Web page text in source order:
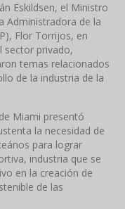
Eskildsen, el Ministro
Administradora de la
Flor Torrijos, en
sector privado,
temas relacionados
de la industria de la
Miami presentó
la necesidad de
para lograr
industria que se
en la creación de
de las